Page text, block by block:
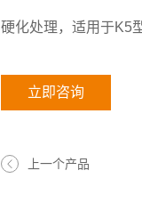
硬化处理，适用于K5
立即咨询
上一个产品